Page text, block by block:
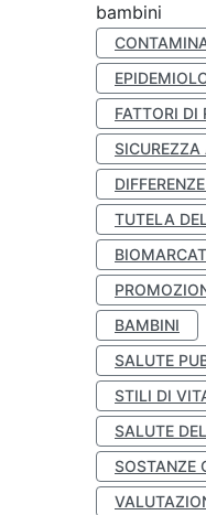
bambini
FATTORI DI
SICUREZZA
TUTELA
BAMBINI
SALUTE
STILI DI
SALUTE
SOSTANZE